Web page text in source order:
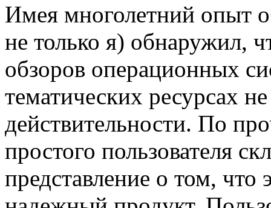
Имея многолетний опыт
не только я) обнаружил,
обзоров операционных
тематических ресурсах
действительности. По
простого пользователя
представление о том, что